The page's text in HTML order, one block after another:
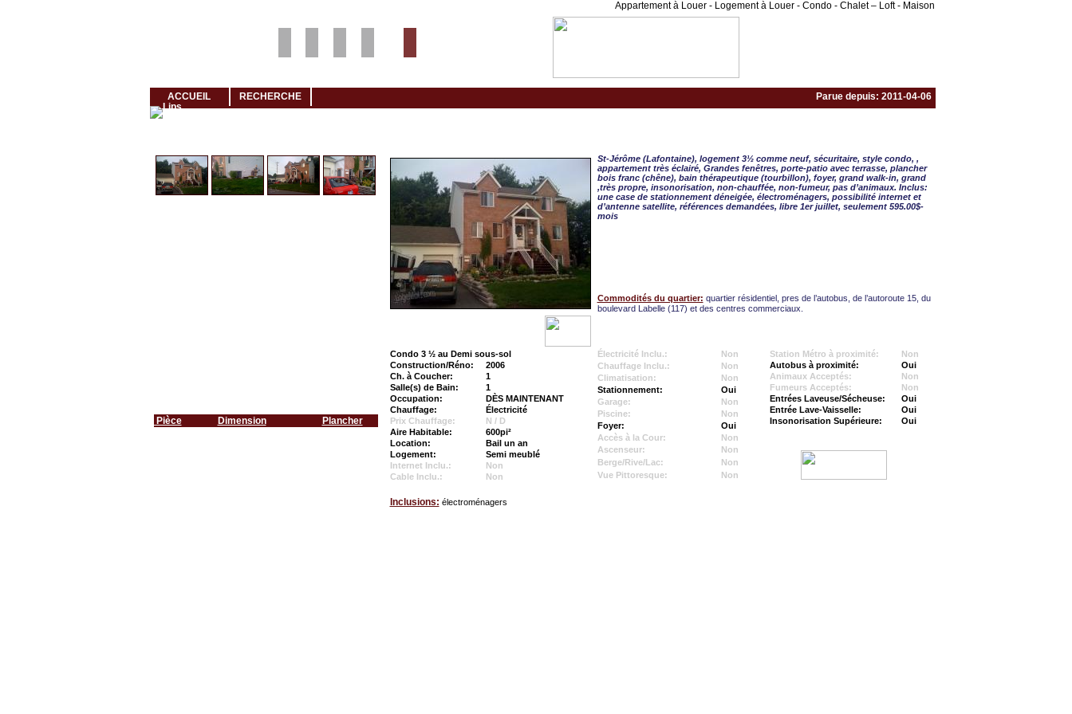
Appartement à Louer - Logement à Louer - Condo - Chalet – Loft - Maison
ACCUEIL RECHERCHE Parue depuis: 2011-04-06
Pièce Dimension Plancher
St-Jérôme (Lafontaine), logement 3½ comme neuf, sécuritaire, style condo, ,
appartement très éclairé, Grandes fenêtres, porte-patio avec terrasse, plancher
bois franc (chêne), bain thérapeutique (tourbillon), foyer, grand walk-in, grand
,très propre, insonorisation, non-chauffée, non-fumeur, pas d’animaux. Inclus:
une case de stationnement déneigée, électroménagers, possibilité internet et
d’antenne satellite, références demandées, libre 1er juillet, seulement 595.00$-
mois
Commodités du quartier: quartier résidentiel, pres de l’autobus, de l’autoroute 15, du
boulevard Labelle (117) et des centres commerciaux.
Condo 3 ½ au Demi sous-sol
Construction/Réno:
2006
Ch. à Coucher:
1
Salle(s) de Bain:
1
Occupation:
DÈS MAINTENANT
Chauffage:
Électricité
Prix Chauffage:
N / D
Aire Habitable:
600pi²
Location:
Bail un an
Logement:
Semi meublé
Internet Inclu.:
Non
Cable Inclu.:
Non
Électricité Inclu.:
Non
Chauffage Inclu.:
Non
Climatisation:
Non
Stationnement:
Oui
Garage:
Non
Piscine:
Non
Foyer:
Oui
Accès à la Cour:
Non
Ascenseur:
Non
Berge/Rive/Lac:
Non
Vue Pittoresque:
Non
Station Métro à proximité:
Non
Autobus à proximité:
Oui
Animaux Acceptés:
Non
Fumeurs Acceptés:
Non
Entrées Laveuse/Sécheuse:
Oui
Entrée Lave-Vaisselle:
Oui
Insonorisation Supérieure:
Oui
Inclusions: électroménagers